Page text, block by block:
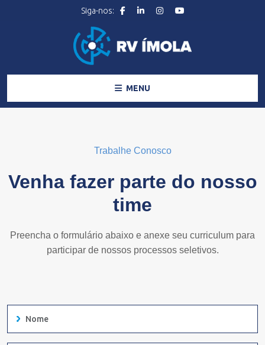
MENU
Trabalhe Conosco
Venha fazer parte do nosso
time
Preencha o formulário abaixo e anexe seu curriculum para
participar de nossos processos seletivos.